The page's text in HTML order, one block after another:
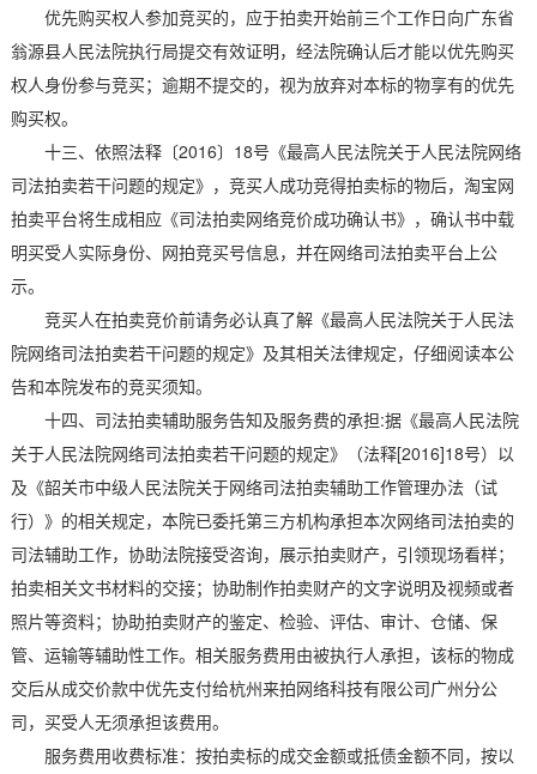
优先购买权人参加竞买的，应于拍卖开始前三个工作日向广东省
翁源县人民法院执行局提交有效证明，经法院确认后才能以优先购买
权人身份参与竞买；逾期不提交的，视为放弃对本标的物享有的优先
购买权。
十三、依照法释〔2016〕18号《最高人民法院关于人民法院网络
司法拍卖若干问题的规定》，竞买人成功竞得拍卖标的物后，淘宝网
拍卖平台将生成相应《司法拍卖网络竞价成功确认书》，确认书中载
明买受人实际身份、网拍竞买号信息，并在网络司法拍卖平台上公
示。
竞买人在拍卖竞价前请务必认真了解《最高人民法院关于人民法
院网络司法拍卖若干问题的规定》及其相关法律规定，仔细阅读本公
告和本院发布的竞买须知。
十四、司法拍卖辅助服务告知及服务费的承担:据《最高人民法院
关于人民法院网络司法拍卖若干问题的规定》（法释[2016]18号）以
及《韶关市中级人民法院关于网络司法拍卖辅助工作管理办法（试
行）》的相关规定，本院已委托第三方机构承担本次网络司法拍卖的
司法辅助工作，协助法院接受咨询，展示拍卖财产，引领现场看样；
拍卖相关文书材料的交接；协助制作拍卖财产的文字说明及视频或者
照片等资料；协助拍卖财产的鉴定、检验、评估、审计、仓储、保
管、运输等辅助性工作。相关服务费用由被执行人承担，该标的物成
交后从成交价款中优先支付给杭州来拍网络科技有限公司广州分公
司，买受人无须承担该费用。
服务费用收费标准：按拍卖标的成交金额或抵债金额不同，按以